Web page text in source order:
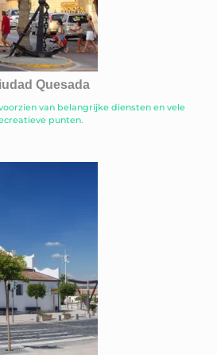
Quesada
van belangrijke diensten en vele
punten.